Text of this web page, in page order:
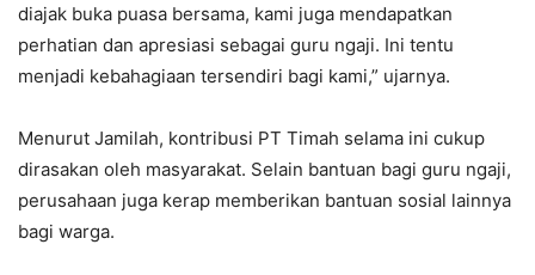
diajak buka puasa bersama, kami juga mendapatkan
perhatian dan apresiasi sebagai guru ngaji. Ini tentu
menjadi kebahagiaan tersendiri bagi kami,” ujarnya.
Menurut Jamilah, kontribusi PT Timah selama ini cukup
dirasakan oleh masyarakat. Selain bantuan bagi guru ngaji,
perusahaan juga kerap memberikan bantuan sosial lainnya
bagi warga.